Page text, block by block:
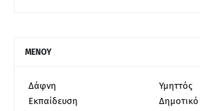
ΜΕΝΟΥ
Δάφνη
Υμηττός
Εκπαίδευση